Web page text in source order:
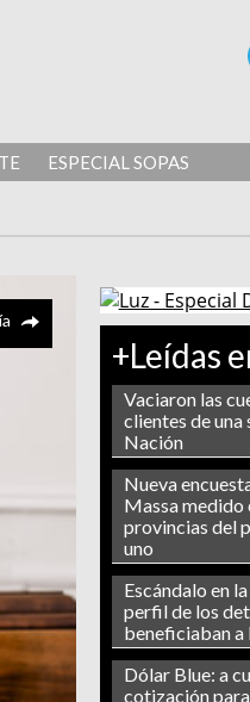
ESPECIAL SOPAS
+Leídas
Vaciaron las
clientes de una
Nación
Nueva
Massa medido
provincias del
uno
Escándalo en
perfil de los
beneficiaban a
Dólar Blue: a
cotización